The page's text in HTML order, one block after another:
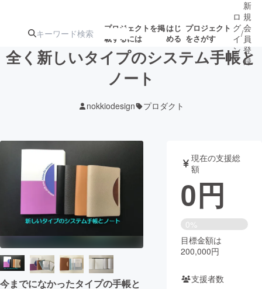
プロジェクトを掲
載するには
はじ
める
プロジェクト
をさがす
ジェクト
募集終了が近いプ
ロジェクト
アート・写真 音楽
テクノロジー・ガジェット ゲーム・サ
映像・映画 書籍・雑誌
ビジネス・起業 チャレンジ
まちづくり・地域活性化
ロ
グ
イ
ン
/
新
規
会
員
登
録
全く新しいタイプのシステム手帳と
ノート
nokkiodesign プロダクト
今までになかったタイプの手帳と
現在の支援総
額
0円
0%
目標金額は
200,000円
支援者数